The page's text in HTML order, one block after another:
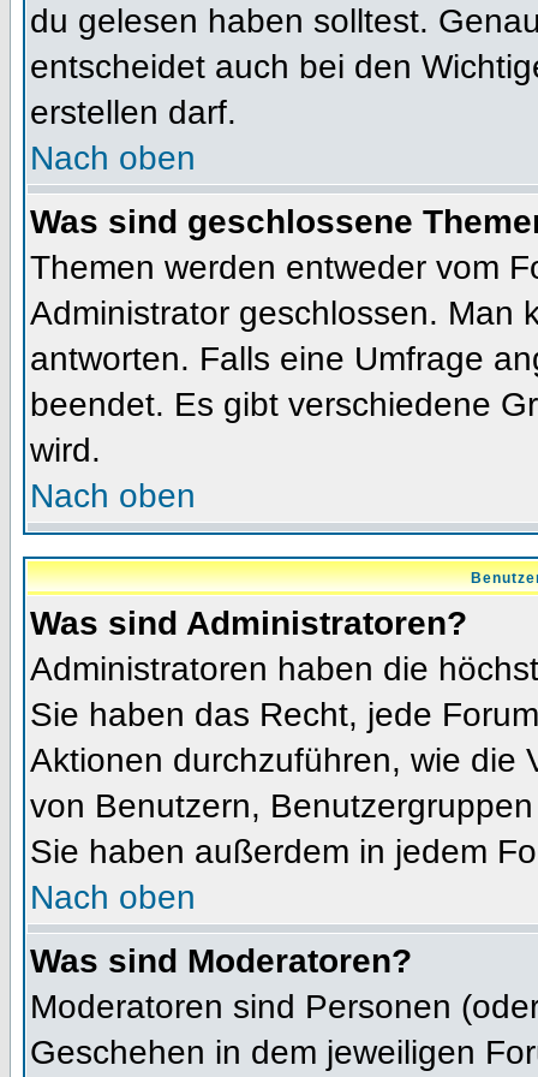
du gelesen haben solltest.
entscheidet auch bei den
erstellen darf.
Nach oben
Was sind geschlossene
Themen werden entweder vom
Administrator geschlossen. Man
antworten. Falls eine Umfrage
beendet. Es gibt verschiedene
wird.
Nach oben
Was sind Administratoren?
Administratoren haben die
Sie haben das Recht, jede
Aktionen durchzuführen, wie die
von Benutzern,
Sie haben außerdem in jedem
Nach oben
Was sind Moderatoren?
Moderatoren sind Personen
Geschehen in dem jeweiligen